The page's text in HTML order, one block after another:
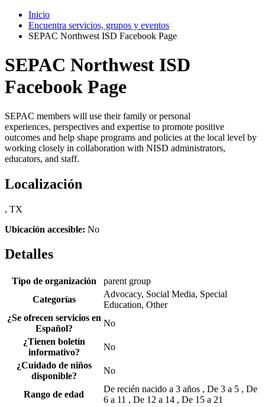
Inicio
Encuentra servicios, grupos y eventos
SEPAC Northwest ISD Facebook Page
SEPAC Northwest ISD
Facebook Page
SEPAC members will use their family or personal
experiences, perspectives and expertise to promote positive
outcomes and help shape programs and policies at the local level by
working closely in collaboration with NISD administrators,
educators, and staff.
Localización
, TX
Ubicación accesible: No
Detalles
Tipo de organización
parent group
Categorías
Advocacy, Social Media, Special
Education, Other
¿Se ofrecen servicios en
Español?
No
¿Tienen boletín
informativo?
No
¿Cuidado de niños
disponible?
No
Rango de edad
De recién nacido a 3 años , De 3 a 5 , De
6 a 11 , De 12 a 14 , De 15 a 21